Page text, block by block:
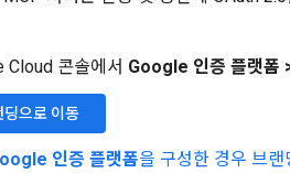
Cloud 콘솔에서 Google 인증 플랫폼
딩으로 이동
인증 플랫폼을 구성한 경우 브랜